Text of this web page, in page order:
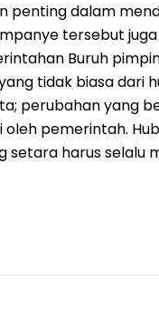
dalam
tersebut
Buruh
tidak biasa dari
perubahan yang
pemerintah.
setara harus selalu